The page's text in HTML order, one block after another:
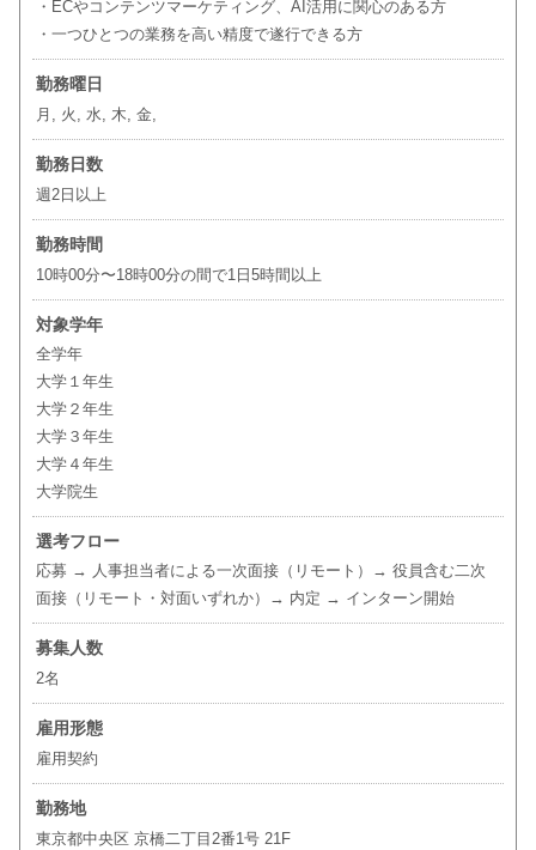
・ECやコンテンツマーケティング、AI活用に関心のある方
・一つひとつの業務を高い精度で遂行できる方
勤務曜日
月, 火, 水, 木, 金,
勤務日数
週2日以上
勤務時間
10時00分〜18時00分の間で1日5時間以上
対象学年
全学年
大学１年生
大学２年生
大学３年生
大学４年生
大学院生
選考フロー
応募 → 人事担当者による一次面接（リモート）→ 役員含む二次
面接（リモート・対面いずれか）→ 内定 → インターン開始
募集人数
2名
雇用形態
雇用契約
勤務地
東京都中央区 京橋二丁目2番1号 21F